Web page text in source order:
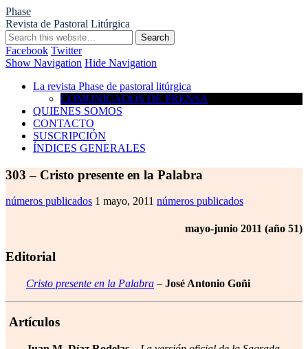
Phase
Revista de Pastoral Litúrgica
Facebook Twitter
Show Navigation Hide Navigation
La revista Phase de pastoral litúrgica
COMUNICADOS DE PRENSA
QUIENES SOMOS
CONTACTO
SUSCRIPCIÓN
ÍNDICES GENERALES
303 – Cristo presente en la Palabra
números publicados 1 mayo, 2011 números publicados
mayo-junio 2011 (año 51)
Editorial
Cristo presente en la Palabra – José Antonio Goñi
Artículos